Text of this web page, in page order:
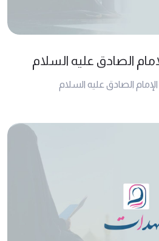
الصادق عليه السلام
الصادق عليه السلام